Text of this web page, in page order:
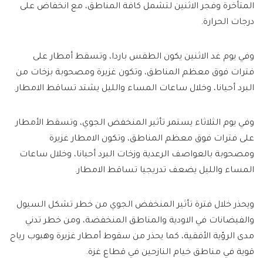
المتأخرة وفجر الاثنين لتشمل كافة المناطق، مع انخفاض على
درجات الحرارة.
وفي يوم غد الاثنين يكون الطقس باردا، وتسقط أمطار على
فترات فوق معظم المناطق، وتكون غزيرة ومصحوبة بزخات من
البرد أحيانا، وخلال ساعات المساء والليل يشتد تساقط الامطار.
وفي يوم الثلاثاء يستمر تأثير المنخفض الجوي، وتسقط الأمطار
على فترات فوق معظم المناطق، وتكون الامطار غزيرة
ومصحوبة بالعواصف الرعدية وزخات البرد أحيانا، وخلال ساعات
المساء والليل يضعف تدريجيا تساقط الامطار.
ويحذر خلال فترة تأثير المنخفض الجوي من خطر تشكل السيول
والفيضانات في الاودية والمناطق المنخفضة، ومن خطر تدني
مدى الرؤية الأفقية، كما يحذر من سقوط أمطار غزيرة وهبوب رياح
قوية في مناطق خيام النازحين في قطاع غزة.